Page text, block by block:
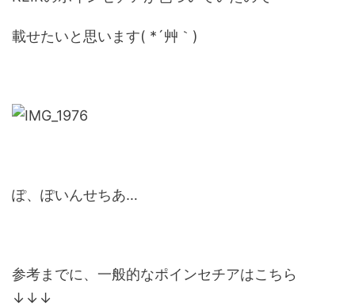
載せたいと思います( *´艸｀)
ぽ、ぽいんせちあ…
参考までに、一般的なポインセチアはこちら
↓↓↓